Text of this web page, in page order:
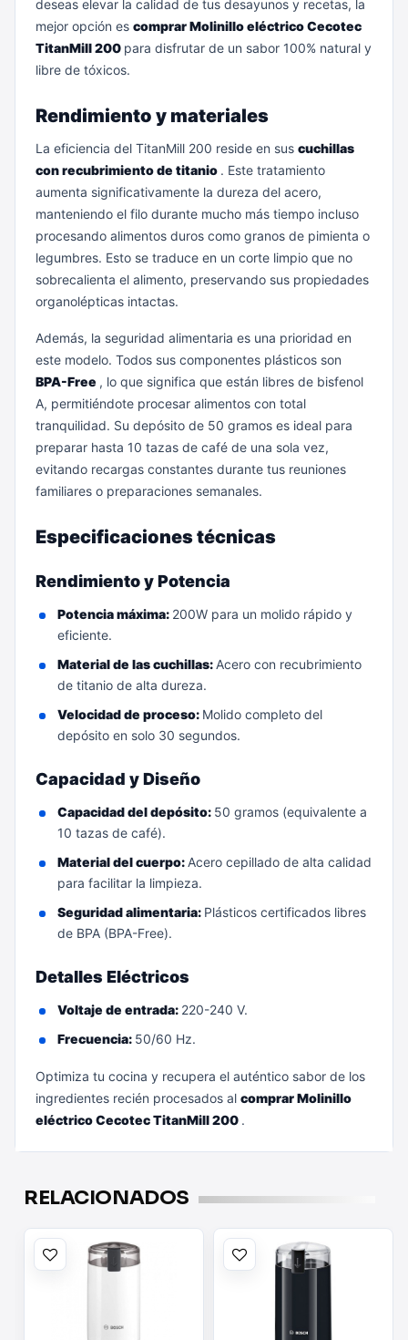
deseas elevar la calidad de tus desayunos y recetas, la
mejor opción es comprar Molinillo eléctrico Cecotec
TitanMill 200 para disfrutar de un sabor 100% natural y
libre de tóxicos.
Rendimiento y materiales
La eficiencia del TitanMill 200 reside en sus cuchillas
con recubrimiento de titanio . Este tratamiento
aumenta significativamente la dureza del acero,
manteniendo el filo durante mucho más tiempo incluso
procesando alimentos duros como granos de pimienta o
legumbres. Esto se traduce en un corte limpio que no
sobrecalienta el alimento, preservando sus propiedades
organolépticas intactas.
Además, la seguridad alimentaria es una prioridad en
este modelo. Todos sus componentes plásticos son
BPA-Free , lo que significa que están libres de bisfenol
A, permitiéndote procesar alimentos con total
tranquilidad. Su depósito de 50 gramos es ideal para
preparar hasta 10 tazas de café de una sola vez,
evitando recargas constantes durante tus reuniones
familiares o preparaciones semanales.
Especificaciones técnicas
Rendimiento y Potencia
Potencia máxima: 200W para un molido rápido y
eficiente.
Material de las cuchillas: Acero con recubrimiento
de titanio de alta dureza.
Velocidad de proceso: Molido completo del
depósito en solo 30 segundos.
Capacidad y Diseño
Capacidad del depósito: 50 gramos (equivalente a
10 tazas de café).
Material del cuerpo: Acero cepillado de alta calidad
para facilitar la limpieza.
Seguridad alimentaria: Plásticos certificados libres
de BPA (BPA-Free).
Detalles Eléctricos
Voltaje de entrada: 220-240 V.
Frecuencia: 50/60 Hz.
Optimiza tu cocina y recupera el auténtico sabor de los
ingredientes recién procesados al comprar Molinillo
eléctrico Cecotec TitanMill 200 .
RELACIONADOS